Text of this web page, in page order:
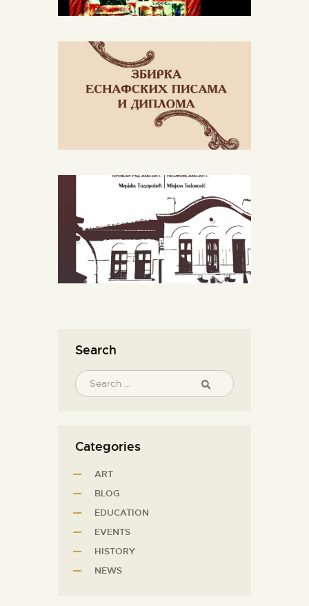
Search
Categories
ART
BLOG
EDUCATION
EVENTS
HISTORY
NEWS